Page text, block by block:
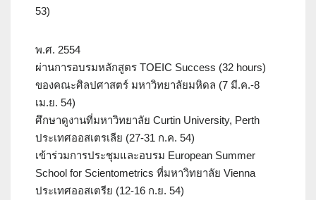
53)
พ.ศ. 2554
ผ่านการอบรมหลักสูตร TOEIC Success (32 hours)
ของคณะศิลปศาสตร์ มหาวิทยาลัยมหิดล (7 มี.ค.-8
เม.ย. 54)
ศึกษาดูงานที่มหาวิทยาลัย Curtin University, Perth
ประเทศออสเตรเลีย (27-31 ก.ค. 54)
เข้าร่วมการประชุมและอบรม European Summer
School for Scientometrics ที่มหาวิทยาลัย Vienna
ประเทศออสเตรีย (12-16 ก.ย. 54)